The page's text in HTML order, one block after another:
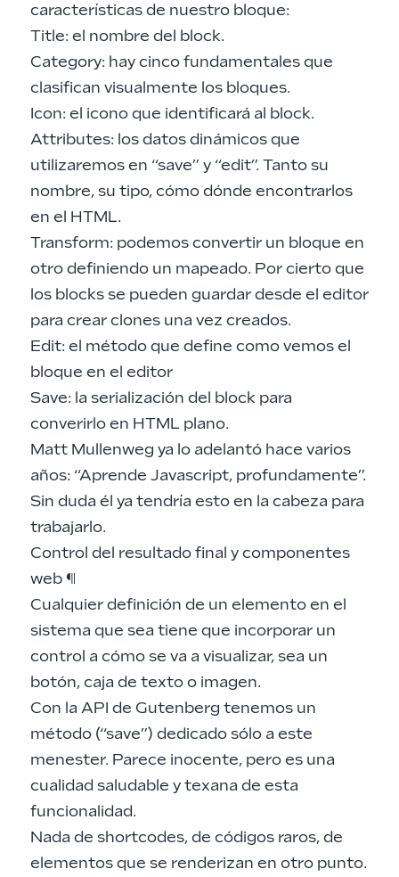
características de nuestro bloque:
Title: el nombre del block.
Category: hay cinco fundamentales que
clasifican visualmente los bloques.
Icon: el icono que identificará al block.
Attributes: los datos dinámicos que
utilizaremos en “save” y “edit”. Tanto su
nombre, su tipo, cómo dónde encontrarlos
en el HTML.
Transform: podemos convertir un bloque en
otro definiendo un mapeado. Por cierto que
los blocks se pueden guardar desde el editor
para crear clones una vez creados.
Edit: el método que define como vemos el
bloque en el editor
Save: la serialización del block para
converirlo en HTML plano.
Matt Mullenweg ya lo adelantóhace varios
años: “Aprende Javascript, profundamente”.
Sin duda él ya tendría esto en la cabeza para
trabajarlo.
Control del resultado final y componentes
web ¶
Cualquier definición de un elemento en el
sistema que sea tiene que incorporar un
control a cómo se va a visualizar, sea un
botón, caja de texto o imagen.
Con la API de Gutenberg tenemos un
método (“save”) dedicado sólo a este
menester. Parece inocente, pero es una
cualidad saludable y texana de esta
funcionalidad.
Nada de shortcodes, de códigos raros, de
elementos que se renderizan en otro punto.